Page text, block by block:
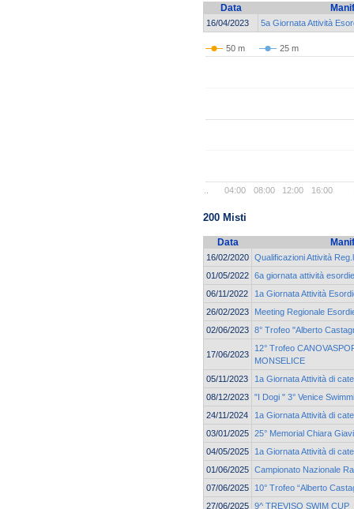
Data
16/04/2023 5a Giornata Attività
50 m 25 m
04:00 08:00 12:00 16:00
200 Misti
Data
16/02/2020 Qualificazioni Attività
01/05/2022 6a giornata attività
06/11/2022
1a Giornata Attività
26/02/2023
Meeting Regionale
02/06/2023 8° Trofeo "Alberto
17/06/2023
12° Trofeo
MONSELICE
05/11/2023
1a Giornata Attività di
08/12/2023 "I Dogi " 3° Venice
24/11/2024
1a Giornata Attività di
03/01/2025 25° Memorial Chiara
04/05/2025
1a Giornata Attività di
01/06/2025 Campionato Nazionale
07/06/2025
10° Trofeo “Alberto
27/06/2025 9^ TREVISO SWIM CUP